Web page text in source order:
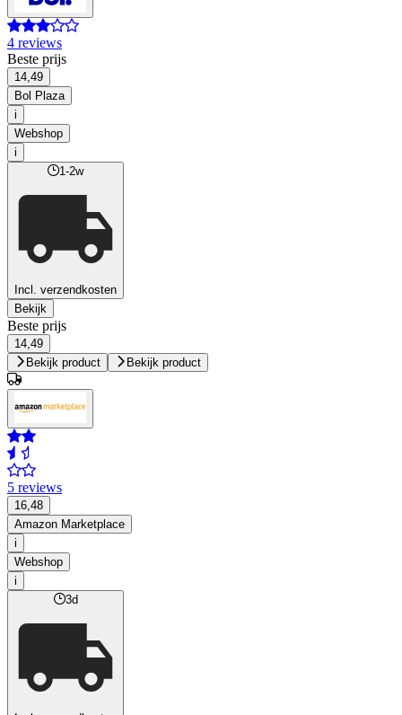
4 reviews
Beste prijs
14,49
Bol Plaza
i
Webshop
i
1-2w
Incl. verzendkosten
Bekijk
Beste prijs
14,49
Bekijk product
Bekijk product
5 reviews
16,48
Amazon Marketplace
i
Webshop
i
3d